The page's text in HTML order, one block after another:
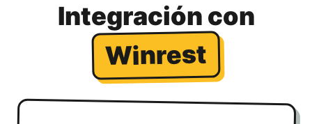
Integración con
Winrest